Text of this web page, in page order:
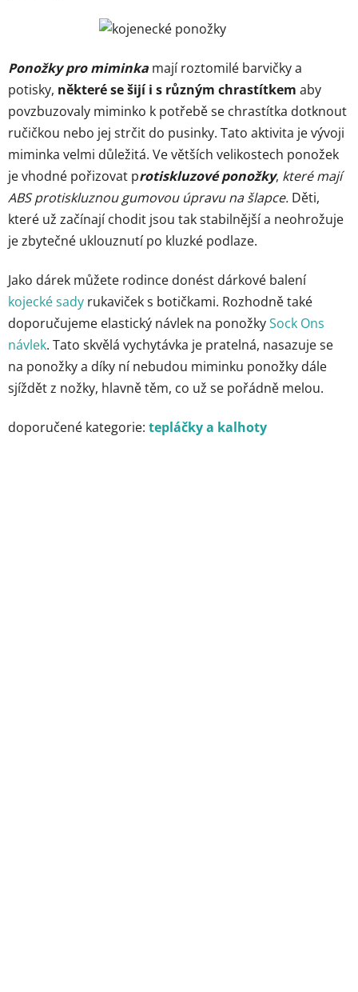
Ponožky pro miminka mají roztomilé barvičky a
potisky, některé se šijí i s různým chrastítkem aby
povzbuzovaly miminko k potřebě se chrastítka dotknout
ručičkou nebo jej strčit do pusinky. Tato aktivita je vývoji
miminka velmi důležitá. Ve větších velikostech ponožek
je vhodné pořizovat protiskluzové ponožky, které mají
ABS protiskluznou gumovou úpravu na šlapce. Děti,
které už začínají chodit jsou tak stabilnější a neohrožuje
je zbytečné uklouznutí po kluzké podlaze.
Jako dárek můžete rodince donést dárkové balení
kojecké sady rukaviček s botičkami. Rozhodně také
doporučujeme elastický návlek na ponožkySock Ons
návlek. Tato skvělá vychytávka je pratelná, nasazuje se
na ponožky a díky ní nebudou miminku ponožky dále
sjíždět z nožky, hlavně těm, co už se pořádně melou.
doporučené kategorie: tepláčky a kalhoty